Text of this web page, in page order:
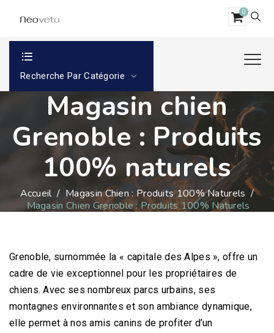
0
Recherche Par Catégorie
Magasin chien
Grenoble : Produits
100% naturels
Accueil/ Magasin Chien : Produits 100% Naturels /
Magasin Chien Grenoble : Produits 100% Naturels
Grenoble, surnommée la « capitale des Alpes », offre un
cadre de vie exceptionnel pour les propriétaires de
chiens. Avec ses nombreux parcs urbains, ses
montagnes environnantes et son ambiance dynamique,
elle permet à nos amis canins de profiter d’un